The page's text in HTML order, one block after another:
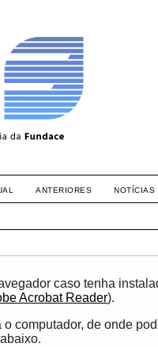
ANTERIORES NOTÍCIAS
caso tenha
Acrobat Reader).
computador, de onde